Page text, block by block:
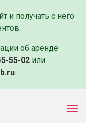
и получать с него
об аренде
55-02 или
.